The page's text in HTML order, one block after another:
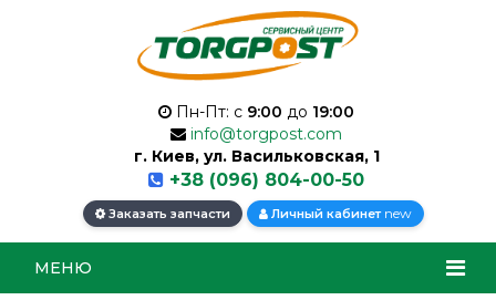
Пн-Пт: с 9:00 до 19:00
info@torgpost.com
г. Киев, ул. Васильковская, 1
+38 (096) 804-00-50
Заказать запчасти Личный кабинет new
МЕНЮ